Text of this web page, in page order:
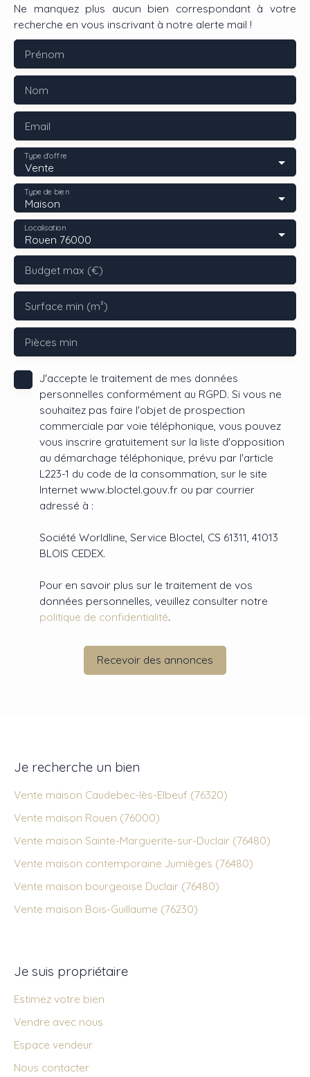
Ne manquez plus aucun bien correspondant à votre
recherche en vous inscrivant à notre alerte mail !
Prénom
Nom
Email
Vente
Type d'offre
Maison
Type de bien
Rouen 76000
Localisation
Budget max (€)
Surface min (m²)
Pièces min
J'accepte le traitement de mes données
personnelles conformément au RGPD. Si vous ne
souhaitez pas faire l'objet de prospection
commerciale par voie téléphonique, vous pouvez
vous inscrire gratuitement sur la liste d'opposition
au démarchage téléphonique, prévu par l'article
L223-1 du code de la consommation, sur le site
Internet www.bloctel.gouv.fr ou par courrier
adressé à :
Société Worldline, Service Bloctel, CS 61311, 41013
BLOIS CEDEX.
Pour en savoir plus sur le traitement de vos
données personnelles, veuillez consulter notre
politique de confidentialité.
Recevoir des annonces
Je recherche un bien
Vente maison Caudebec-lès-Elbeuf (76320)
Vente maison Rouen (76000)
Vente maison Sainte-Marguerite-sur-Duclair (76480)
Vente maison contemporaine Jumièges (76480)
Vente maison bourgeoise Duclair (76480)
Vente maison Bois-Guillaume (76230)
Je suis propriétaire
Estimez votre bien
Vendre avec nous
Espace vendeur
Nous contacter